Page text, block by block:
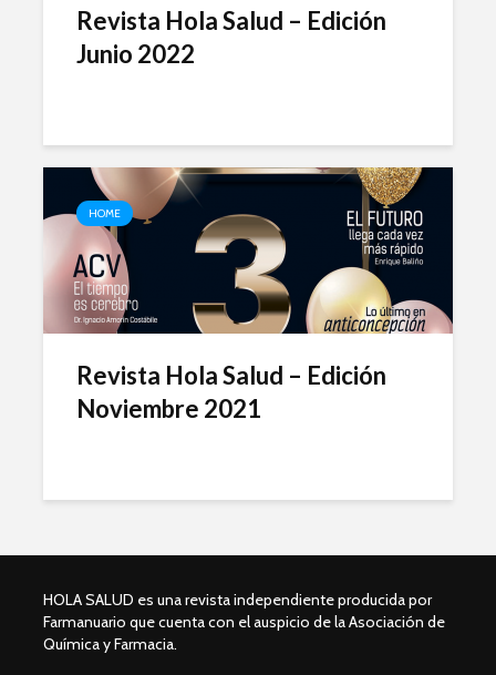
Revista Hola Salud – Edición
Junio 2022
HOME
Revista Hola Salud – Edición
Noviembre 2021
HOLA SALUD es una revista independiente producida por
Farmanuario que cuenta con el auspicio de la Asociación de
Química y Farmacia.